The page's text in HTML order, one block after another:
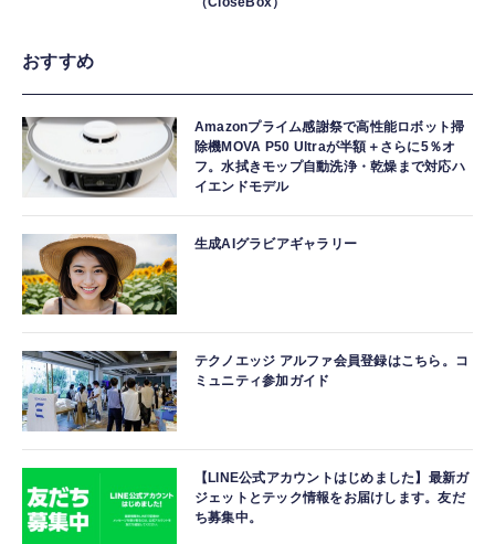
おすすめ
Amazonプライム感謝祭で高性能ロボット掃
除機MOVA P50 Ultraが半額＋さらに5％オ
フ。水拭きモップ自動洗浄・乾燥まで対応ハ
イエンドモデル
生成AIグラビアギャラリー
テクノエッジ アルファ会員登録はこちら。コ
ミュニティ参加ガイド
【LINE公式アカウントはじめました】最新ガ
ジェットとテック情報をお届けします。友だ
ち募集中。